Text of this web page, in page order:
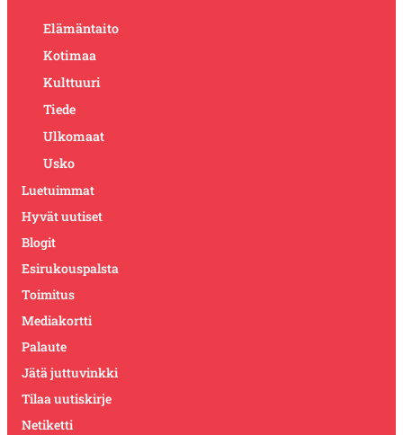
Elämäntaito
Kotimaa
Kulttuuri
Tiede
Ulkomaat
Usko
Luetuimmat
Hyvät uutiset
Blogit
Esirukouspalsta
Toimitus
Mediakortti
Palaute
Jätä juttuvinkki
Tilaa uutiskirje
Netiketti